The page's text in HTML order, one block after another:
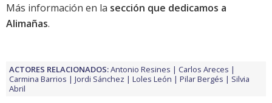
Más información en la sección que dedicamos a
Alimañas.
ACTORES RELACIONADOS:Antonio Resines
Carlos Areces
Carmina Barrios
Jordi Sánchez Loles León Pilar Bergés
Silvia
Abril